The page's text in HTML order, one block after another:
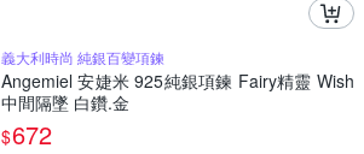
義大利時尚 純銀百變項鍊
Angemiel 安婕米 925純銀項鍊 Fairy精靈 Wish
中間隔墜 白鑽.金
$672